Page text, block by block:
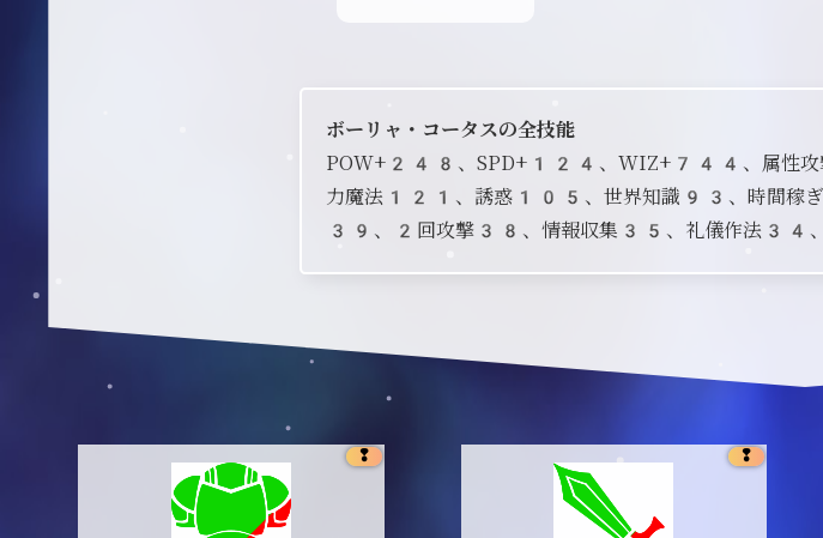
ボーリャ・コータスの全技能
POW+248、SPD+124、WIZ+744、属性
力魔法121、誘惑105、世界知識93、時間稼
39、2回攻撃38、情報収集35、礼儀作法34、
❢ ❢